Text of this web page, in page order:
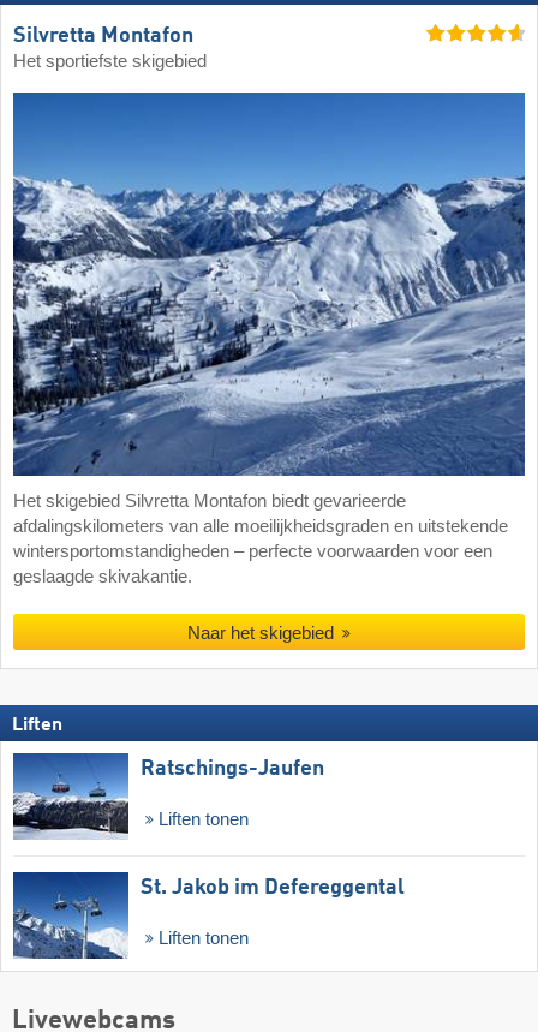
Silvretta Montafon
Het sportiefste skigebied
Het skigebied Silvretta Montafon biedt gevarieerde
afdalingskilometers van alle moeilijkheidsgraden en uitstekende
wintersportomstandigheden – perfecte voorwaarden voor een
geslaagde skivakantie.
Naar het skigebied
Liften
Ratschings-Jaufen
Liften tonen
St. Jakob im Defereggental
Liften tonen
Livewebcams